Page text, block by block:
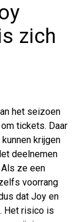
zich
het seizoen
tickets. Daar
krijgen
deelnemen
Als ze een
voorrang
dat Joy en
Het risico is